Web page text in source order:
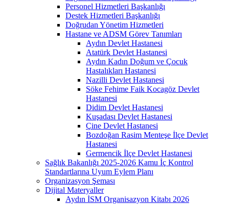
Personel Hizmetleri Başkanlığı
Destek Hizmetleri Başkanlığı
Doğrudan Yönetim Hizmetleri
Hastane ve ADSM Görev Tanımları
Aydın Devlet Hastanesi
Atatürk Devlet Hastanesi
Aydın Kadın Doğum ve Çocuk
Hastalıkları Hastanesi
Nazilli Devlet Hastanesi
Söke Fehime Faik Kocagöz Devlet
Hastanesi
Didim Devlet Hastanesi
Kuşadası Devlet Hastanesi
Çine Devlet Hastanesi
Bozdoğan Rasim Menteşe İlçe Devlet
Hastanesi
Germencik İlçe Devlet Hastanesi
Sağlık Bakanlığı 2025-2026 Kamu İç Kontrol
Standartlarına Uyum Eylem Planı
Organizasyon Şeması
Dijital Materyaller
Aydın İSM Organisazyon Kitabı 2026